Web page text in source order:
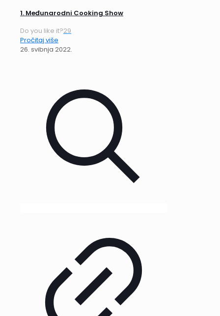
1. Međunarodni Cooking Show
Do you like it?29
Pročitaj više
26. svibnja 2022.